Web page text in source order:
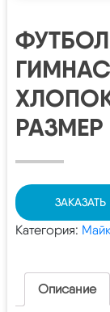
РАЗМЕР
ЗАКАЗАТЬ
Категория:
Описание